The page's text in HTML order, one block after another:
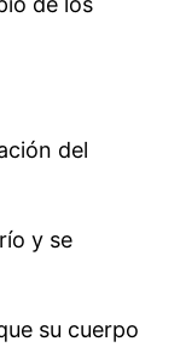
del
y se
su cuerpo